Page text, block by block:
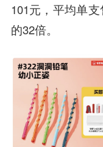
101元，平均单
的32倍。